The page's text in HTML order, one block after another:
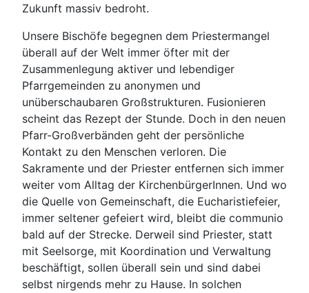
Zukunft massiv bedroht.
Unsere Bischöfe begegnen dem Priestermangel
überall auf der Welt immer öfter mit der
Zusammenlegung aktiver und lebendiger
Pfarrgemeinden zu anonymen und
unüberschaubaren Großstrukturen. Fusionieren
scheint das Rezept der Stunde. Doch in den neuen
Pfarr-Großverbänden geht der persönliche
Kontakt zu den Menschen verloren. Die
Sakramente und der Priester entfernen sich immer
weiter vom Alltag der KirchenbürgerInnen. Und wo
die Quelle von Gemeinschaft, die Eucharistiefeier,
immer seltener gefeiert wird, bleibt die communio
bald auf der Strecke. Derweil sind Priester, statt
mit Seelsorge, mit Koordination und Verwaltung
beschäftigt, sollen überall sein und sind dabei
selbst nirgends mehr zu Hause. In solchen